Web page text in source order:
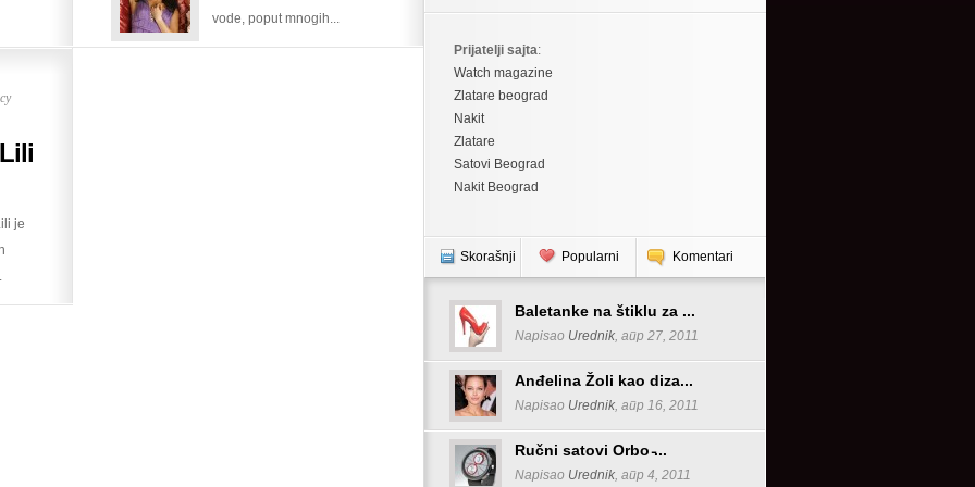
vode, poput mnogih...
je
Prijatelji sajta:
Watch magazine
Zlatare beograd
Nakit
Zlatare
Satovi Beograd
Nakit Beograd
Skorašnji Popularni Komentari
Baletanke na štiklu za ...
Napisao Urednik, апр 27, 2011
Anđelina Žoli kao diza...
Napisao Urednik, апр 16, 2011
Ručni satovi Orbo ̵...
Napisao Urednik, апр 4, 2011